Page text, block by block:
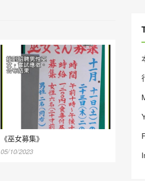
《巫女募集》
05/10/2023